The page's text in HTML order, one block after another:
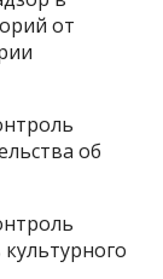
от
об